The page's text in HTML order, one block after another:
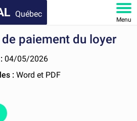
Québec
Menu
paiement du loyer
04/05/2026
:Word et PDF